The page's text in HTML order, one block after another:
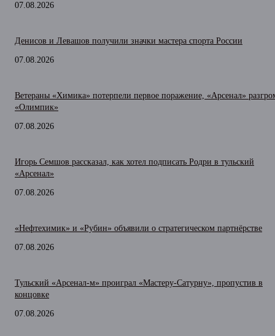
07.08.2026
Денисов и Левашов получили значки мастера спорта России
07.08.2026
Ветераны «Химика» потерпели первое поражение, «Арсенал»
«Олимпик»
07.08.2026
Игорь Семшов рассказал, как хотел подписать Родри в тульский
«Арсенал»
07.08.2026
«Нефтехимик» и «Рубин» объявили о стратегическом партнёрстве
07.08.2026
Тульский «Арсенал-м» проиграл «Мастеру-Сатурну», пропустив в
концовке
07.08.2026